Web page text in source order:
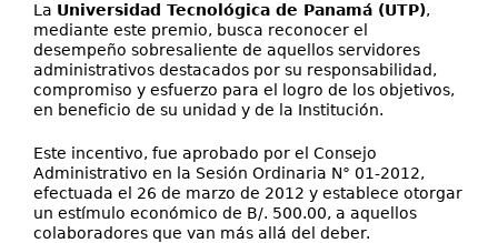
La Universidad Tecnológica de Panamá (UTP),
mediante este premio, busca reconocer el
desempeño sobresaliente de aquellos servidores
administrativos destacados por su responsabilidad,
compromiso y esfuerzo para el logro de los objetivos,
en beneficio de su unidad y de la Institución.
Este incentivo, fue aprobado por el Consejo
Administrativo en la Sesión Ordinaria N° 01-2012,
efectuada el 26 de marzo de 2012 y establece otorgar
un estímulo económico de B/. 500.00, a aquellos
colaboradores que van más allá del deber.